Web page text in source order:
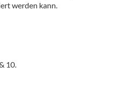
werden kann.
10.